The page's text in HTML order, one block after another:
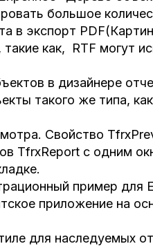
большое
в экспорт
как, RTF могут
в дизайнере
такого же типа,
Свойство
TfrxReport с одним
пример для
приложение на
для наследуемых